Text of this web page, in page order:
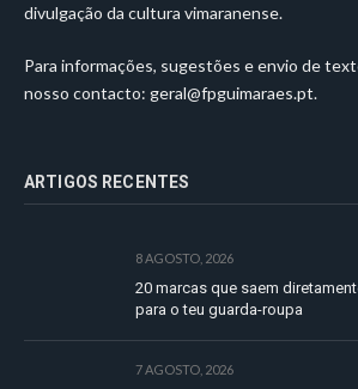
divulgação da cultura vimaranense.
Para informações, sugestões e envio de
nosso contacto: geral@fpguimaraes.pt.
ARTIGOS RECENTES
8 AGOSTO, 2026
20 marcas que saem
para o teu guarda-roupa
7 AGOSTO, 2026